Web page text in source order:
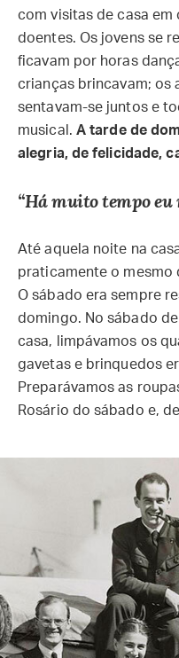
com visitas de casa em
doentes. Os jovens se
ficavam por horas
crianças brincavam; os
sentavam-se juntos e
musical. A tarde de
alegria, de felicidade,
“Há muito tempo eu
Até aquela noite na
praticamente o mesmo
O sábado era sempre
domingo. No sábado
casa, limpávamos os
gavetas e brinquedos
Preparávamos as
Rosário do sábado e,